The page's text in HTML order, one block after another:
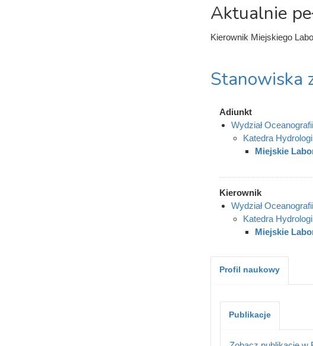
Aktualnie
Kierownik Miejskiego
Stanowiska
Adiunkt
Wydział
Katedra
Miejskie
Kierownik
Wydział
Katedra
Miejskie
Profil naukowy
Publikacje